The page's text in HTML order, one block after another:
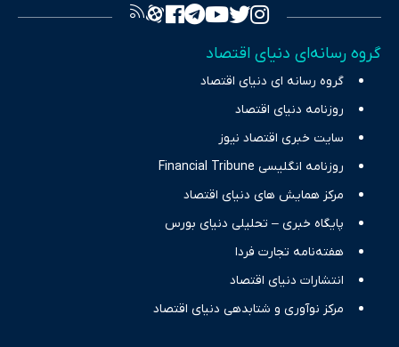
تصویری شفاف از واقعیت‌های اقتصادی ارائه دهد. ما در اکوایران با
چالش‌های فقر و بیکاری را جست‌وجو کرده و در کنار تحلیل آمارها،
نیازهای خبری مخاطبان در حوزه‌های اثرگذار بر اقتصاد را با رویکردی
حرفه‌ای و روزآمد پوشش می‌دهیم.
گروه رسانه‌ای دنیای اقتصاد
گروه رسانه ای دنیای اقتصاد
روزنامه دنیای اقتصاد
سایت خبری اقتصاد نیوز
روزنامه انگلیسی Financial Tribune
مرکز همایش های دنیای اقتصاد
پایگاه خبری – تحلیلی دنیای بورس
هفته‌نامه تجارت فردا
انتشارات دنیای اقتصاد
مرکز نوآوری و شتابدهی دنیای اقتصاد